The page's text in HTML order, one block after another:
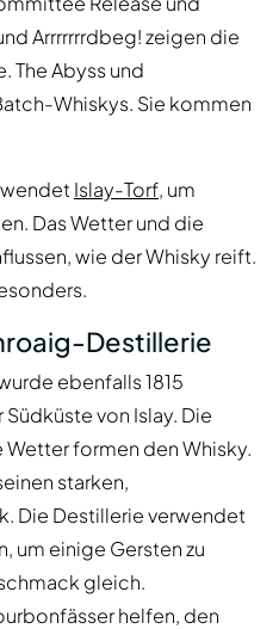
Arrrrrrrdbeg! zeigen die
The Abyss und
Whiskys. Sie kommen
Islay-Torf, um
Das Wetter und die
wie der Whisky reift.
Destillerie
ebenfalls 1815
von Islay. Die
Wetter formen den Whisky.
starken,
Die Destillerie verwendet
um einige Gersten zu
gleich.
helfen, den